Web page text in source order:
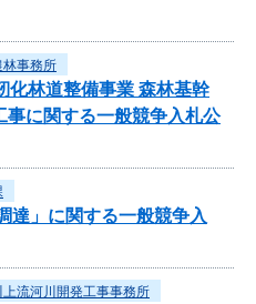
林事務所
化林道整備事業 森林基幹
に関する一般競争入札公
達」に関する一般競争入
上流河川開発工事事務所